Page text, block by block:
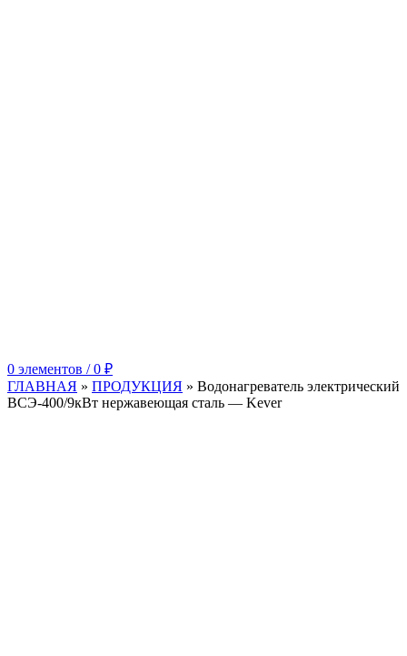
0 элементов / 0 ₽
ГЛАВНАЯ » ПРОДУКЦИЯ » Водонагреватель электрический
ВСЭ-400/9кВт нержавеющая сталь — Kever